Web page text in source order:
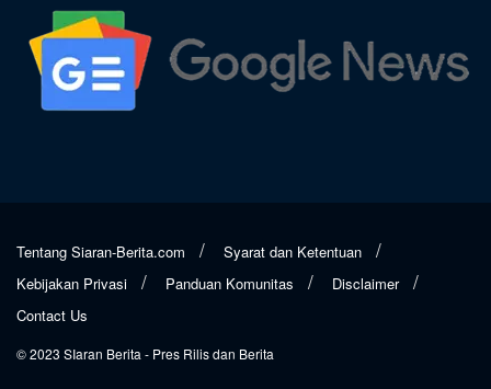
Tentang Siaran-Berita.com
Syarat dan Ketentuan
Kebijakan Privasi
Panduan Komunitas
Disclaimer
Contact Us
© 2023 SIaran Berita- Pres Rilis dan Berita